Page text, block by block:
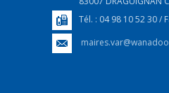
Tél. : 04 98 10 52 30 /